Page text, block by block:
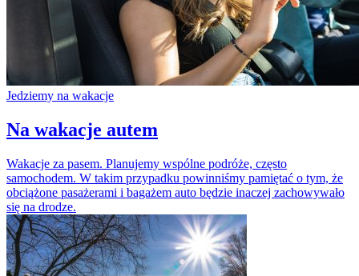
Jedziemy na wakacje
Na wakacje autem
Wakacje za pasem. Planujemy wspólne podróże, często
samochodem. W takim przypadku powinniśmy pamiętać o tym, że
obciążone pasażerami i bagażem auto będzie inaczej zachowywało
się na drodze.